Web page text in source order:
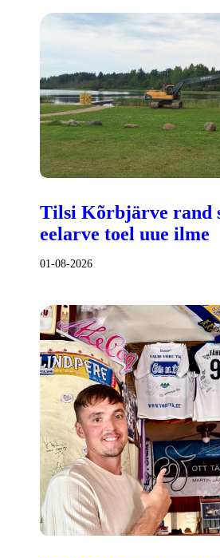
Tilsi Kõrbjärve rand
eelarve toel uue ilme
01-08-2026